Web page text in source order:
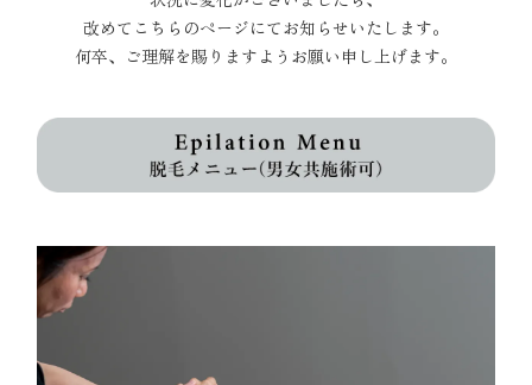
改めてこちらのページにてお知らせいたします。
何卒、ご理解を賜りますようお願い申し上げます。